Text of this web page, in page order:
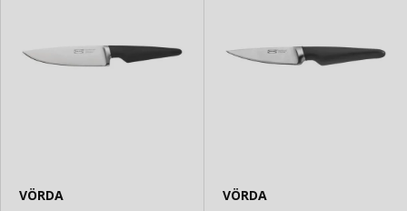
VÖRDA
VÖRDA